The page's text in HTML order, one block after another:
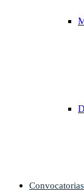
Convocatorias